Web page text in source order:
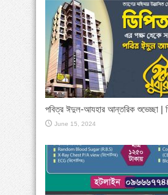
পবিত্র ঈদুল-আযহার আন্তরিক শুভেচ্ছা |
June 15, 2024